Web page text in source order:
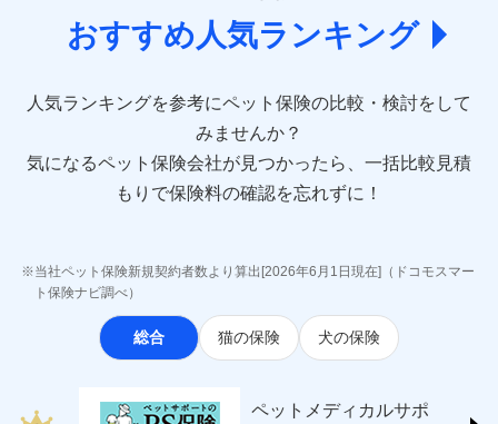
(https://www.aioinissaydowa.co.jp/)
アクサ損害保険株式会社 (https://www.axa-
アニコム損害保険株式会社 (https://www.anicom-
東京海上ダイレクト損害保険株式会社
(https://www.e-design.net/)
AIG損害保険株式会社
(https://www.sbisonpo.co.jp/)
ジェイアイ傷害火災保険株式会社
(https://www.jihoken.co.jp/)
ソニー損害保険株式会社
(https://www.sonysonpo.co.jp/)
japan.co.jp/)
おすすめ人気ランキング
人気ランキングを参考にペット保険の比較・検討をして
みませんか？
気になるペット保険会社が見つかったら、一括比較見積
もりで保険料の確認を忘れずに！
当社ペット保険新規契約者数より算出[2026年6月1日現在]（ドコモスマー
ト保険ナビ調べ）
総合 猫の保険 犬の保険
ペットメディカルサポ